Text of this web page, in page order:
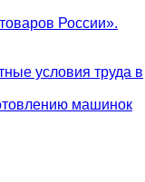
России».
условия труда в
машинок